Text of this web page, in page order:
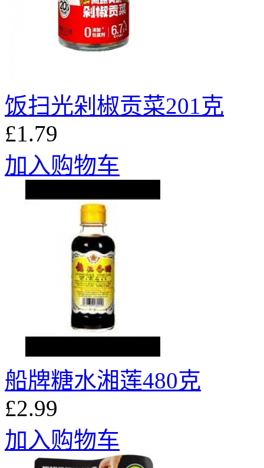
饭扫光剁椒贡菜201克
£1.79
加入购物车
船牌糖水湘莲480克
£2.99
加入购物车